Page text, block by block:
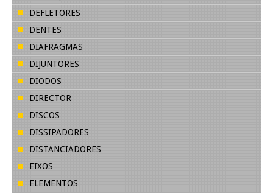
DEFLETORES
DENTES
DIAFRAGMAS
DIJUNTORES
DIODOS
DIRECTOR
DISCOS
DISSIPADORES
DISTANCIADORES
EIXOS
ELEMENTOS